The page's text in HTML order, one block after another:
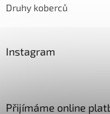
Druhy koberců
Instagram
Přijímáme online